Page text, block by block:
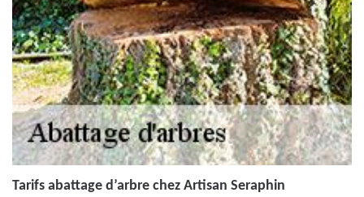
Tarifs abattage d’arbre chez Artisan Seraphin